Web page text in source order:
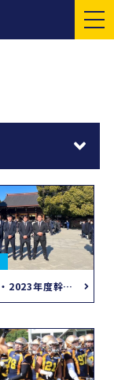
【必勝祈願・2023年度幹部発表】